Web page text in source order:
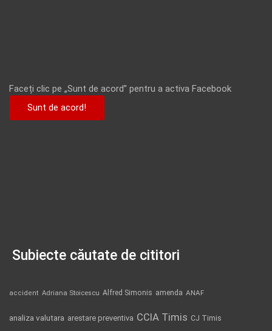
Faceți clic pe „Sunt de acord” pentru a activa Facebook
Sunt de acord!
Subiecte căutate de cititori
accident Adriana Stoicescu Alfred Simonis amenda ANAF
analiza valutara arestare preventiva CCIA Timis CJ Timis